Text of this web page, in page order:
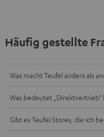
Häufig gestellte
Was macht Teufel anders als
Was bedeutet „Direktvertrieb“
Gibt es Teufel Stores, die ich